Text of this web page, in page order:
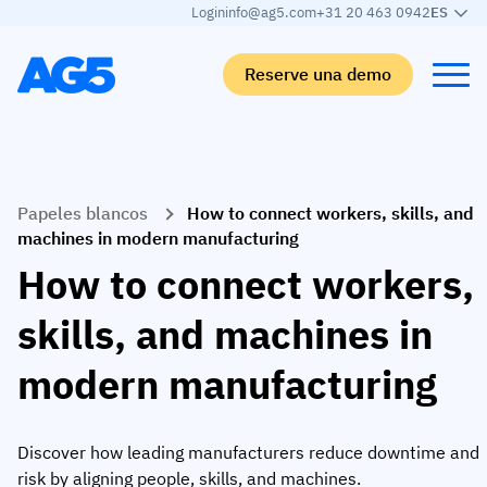
Logininfo@ag5.com+31 20 463 0942ES
Reserve una demo
Matriz de competencias
Matriz de competencias
Gestión de competencias
Fusión de habilidades con IA
Empleados
Por industrias
Industria automotriz
Logística
Fabricación de productos sanitarios
Ver todos los sectores
Automoción
Adient
Logística
Base Logistics
Aprender
El blog de AG5
Programa de socios
Webinars
Atención al cliente
Papeles blancos
How to connect workers, skills, and
machines in modern manufacturing
How to connect workers,
skills, and machines in
modern manufacturing
Discover how leading manufacturers reduce downtime and
risk by aligning people, skills, and machines.